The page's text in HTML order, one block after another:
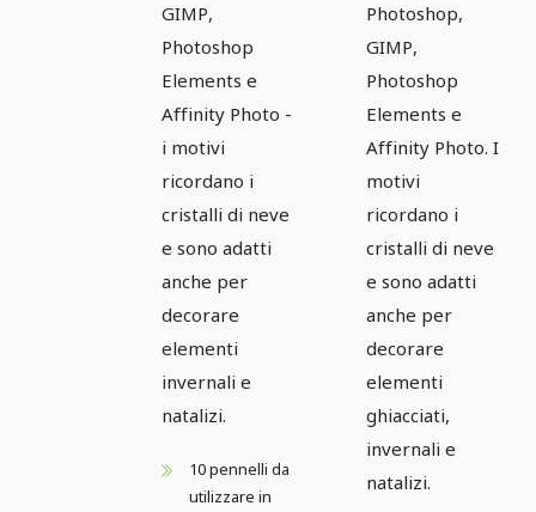
GIMP,
Photoshop
Elements e
Affinity Photo -
i motivi
ricordano i
cristalli di neve
e sono adatti
anche per
decorare
elementi
invernali e
natalizi.
10 pennelli da
utilizzare in
Photoshop,
GIMP,
Photoshop
Elements e
Affinity Photo. I
motivi
ricordano i
cristalli di neve
e sono adatti
anche per
decorare
elementi
ghiacciati,
invernali e
natalizi.